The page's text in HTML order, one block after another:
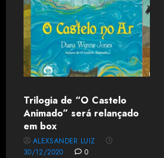
Trilogia de “O Castelo
Animado” será relançado
em box
ALEXSANDER LUIZ
30/12/2020
0